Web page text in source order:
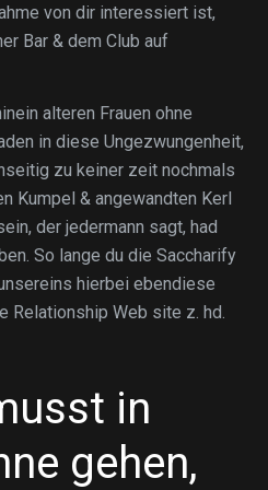
von dir interessiert ist,
Bar & dem Club auf
alteren Frauen ohne
in diese Ungezwungenheit,
zu keiner zeit nochmals
Kumpel & angewandten Kerl
der jedermann sagt, had
So lange du die Saccharify
hierbei ebendiese
Relationship Web site z. hd.
in
gehen,